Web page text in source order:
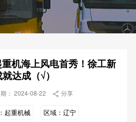
机海上风电首秀！徐工新
达成（√）
： 2024-08-22  分享
起重机械 区域： 辽宁